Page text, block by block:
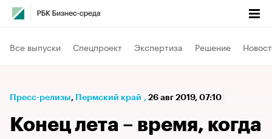
Все выпуски Спецпроект Экспертиза Решение
Пресс-релизы⁠, Пермский край , 26 авг 2019, 07:10
Конец лета – время, когда